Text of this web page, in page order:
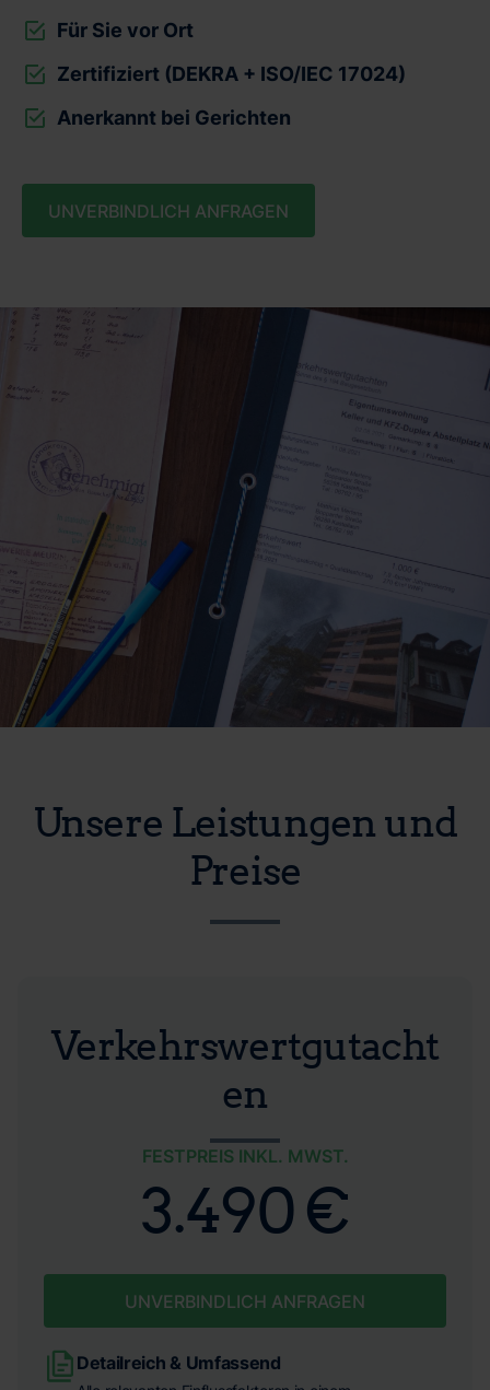
Für Sie vor Ort
Zertifiziert (DEKRA + ISO/IEC 17024)
Anerkannt bei Gerichten
UNVERBINDLICH ANFRAGEN
Unsere Leistungen und
Preise
Verkehrswertgutacht
en
FESTPREIS INKL. MWST.
3.490 €
UNVERBINDLICH ANFRAGEN
Detailreich & Umfassend